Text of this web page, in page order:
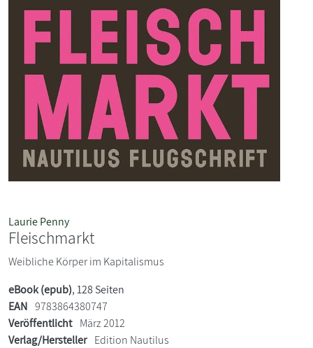
Laurie Penny
Fleischmarkt
Weibliche Körper im Kapitalismus
eBook (epub), 128 Seiten
EAN 9783864380747
Veröffentlicht März 2012
Verlag/Hersteller Edition Nautilus